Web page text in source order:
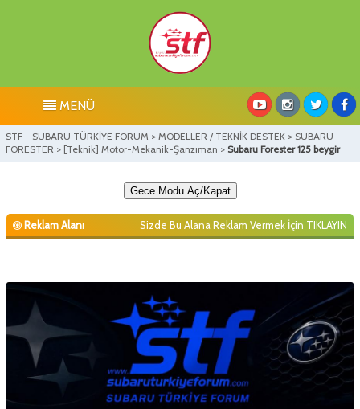
MENÜ
STF - SUBARU TÜRKİYE FORUM > MODELLER / TEKNİK DESTEK > SUBARU
FORESTER > [Teknik] Motor-Mekanik-Şanzıman > Subaru Forester 125 beygir
Gece Modu Aç/Kapat
Reklam Alanı Sizde Bu Alana Reklam Vermek İçin TIKLAYIN